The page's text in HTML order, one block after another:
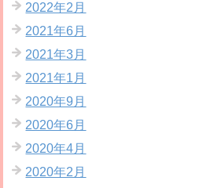
2022年2月
2021年6月
2021年3月
2021年1月
2020年9月
2020年6月
2020年4月
2020年2月